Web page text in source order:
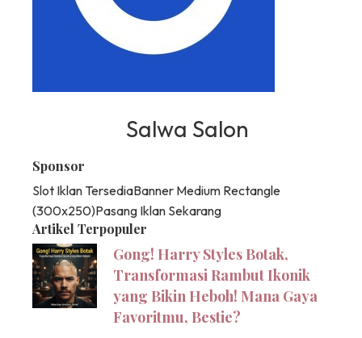
Salwa Salon
Sponsor
Slot Iklan TersediaBanner Medium Rectangle
(300x250)Pasang Iklan Sekarang
Artikel Terpopuler
Gong! Harry Styles Botak,
Transformasi Rambut Ikonik
yang Bikin Heboh! Mana Gaya
Favoritmu, Bestie?